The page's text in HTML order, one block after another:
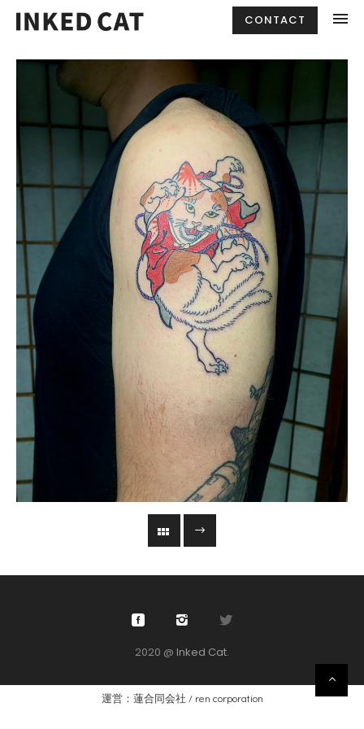
CONTACT
2020 @ Inked Cat.
運営：蓮合同会社 / ren corporation